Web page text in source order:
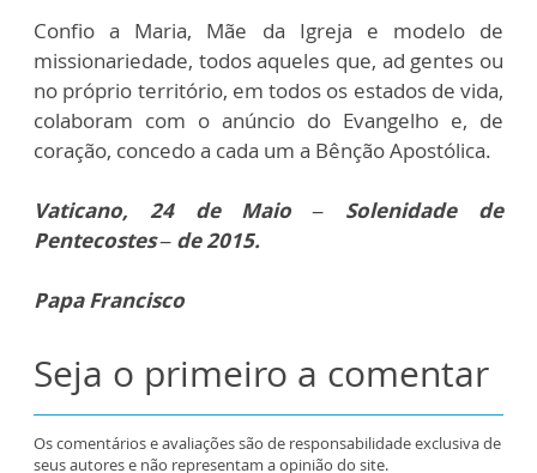
Confio a Maria, Mãe da Igreja e modelo de
missionariedade, todos aqueles que, ad gentes ou
no próprio território, em todos os estados de vida,
colaboram com o anúncio do Evangelho e, de
coração, concedo a cada um a Bênção Apostólica.
Vaticano, 24 de Maio – Solenidade de
Pentecostes – de 2015.
Papa Francisco
Seja o primeiro a comentar
Os comentários e avaliações são de responsabilidade exclusiva de
seus autores e não representam a opinião do site.